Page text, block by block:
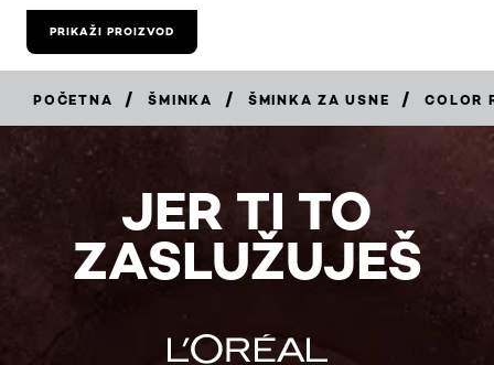
PRIKAŽI PROIZVOD
POČETNA / ŠMINKA / ŠMINKA ZA USNE / COLOR
JER TI TO
ZASLUŽUJEŠ